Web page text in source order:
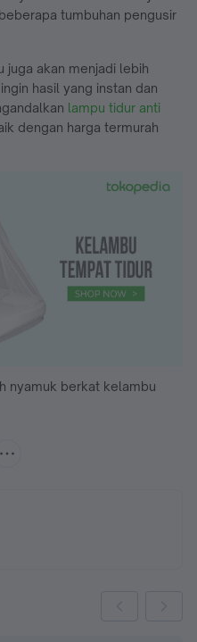
tumbuhan pengusir
juga akan menjadi lebih
hasil yang instan dan
lampu tidur anti
dengan harga termurah
nyamuk berkat kelambu